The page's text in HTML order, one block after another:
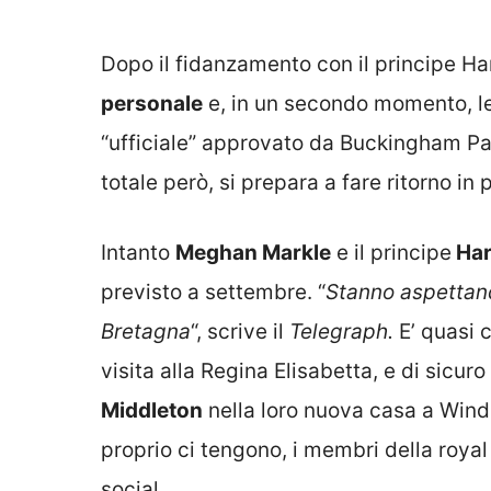
Dopo il fidanzamento con il principe
personale e, in un secondo momento,
“ufficiale” approvato da Buckingham
totale però, si prepara a fare ritorno in
Intanto Meghan Markle e il principe
previsto a settembre. “Stanno
Bretagna“, scrive il Telegraph. E’ quasi
visita alla Regina Elisabetta, e di
Middleton nella loro nuova casa a
proprio ci tengono, i membri della